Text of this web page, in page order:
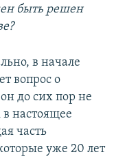
быть решен
в начале
вопрос о
до сих пор не
настоящее
часть
уже 20 лет